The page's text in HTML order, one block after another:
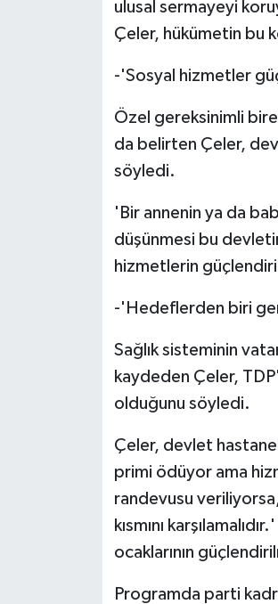
ulusal sermayeyi
Çeler, hükümetin bu
-'Sosyal hizmetler
Özel gereksinimli
da belirten Çeler,
söyledi.
'Bir annenin ya da
düşünmesi bu
hizmetlerin
-'Hedeflerden biri
Sağlık sisteminin
kaydeden Çeler,
olduğunu söyledi.
Çeler, devlet
primi ödüyor ama
randevusu
kısmını
ocaklarının
Programda parti